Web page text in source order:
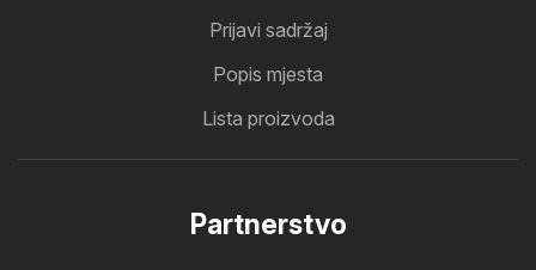
Prijavi sadržaj
Popis mjesta
Lista proizvoda
Partnerstvo